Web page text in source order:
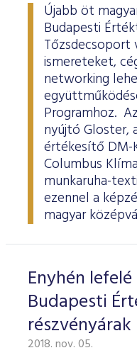
Újabb öt
Budapesti
Tőzsdecsoport
ismereteket,
networking
Programhoz.
nyújtó Gloster,
értékesítő DM-
Columbus
munkaruha-
ezennel a
magyar
Enyhén
Budapesti
részvényárak
2018. nov. 05.